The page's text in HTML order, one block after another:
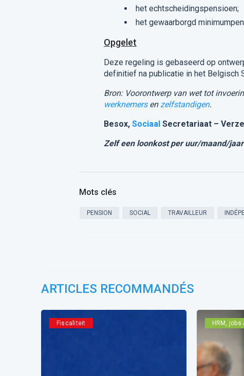
het echtscheidingspensioen;
het gewaarborgd
Opgelet
Deze regeling is gebaseerd op
definitief na publicatie in het Belgisch
Bron: Voorontwerp van wet tot
werknemersenzelfstandigen.
Besox, SociaalSecretariaat –
Zelf een loonkost per uur/maand/
Mots clés
PENSION SOCIAL TRAVAILLEUR
ARTICLES RECOMMANDÉS
Fiscaliteit HRM, jobs